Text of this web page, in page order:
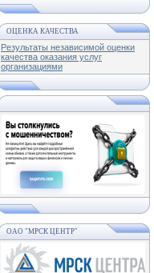
ОЦЕНКА КАЧЕСТВА
Результаты независимой оценки
качества оказания услуг
организациями
ОАО "МРСК ЦЕНТР"